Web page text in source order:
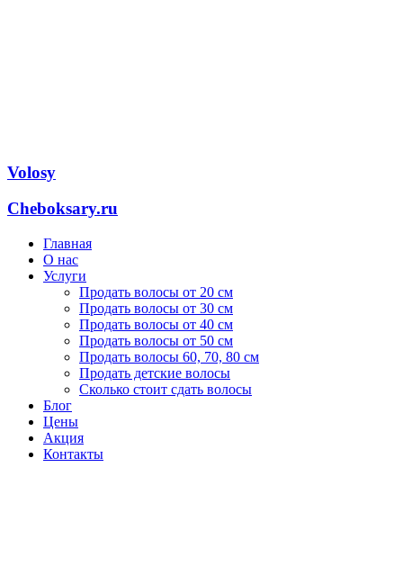
Volosy
Cheboksary.ru
Главная
О нас
Услуги
Продать волосы от 20 см
Продать волосы от 30 см
Продать волосы от 40 см
Продать волосы от 50 см
Продать волосы 60, 70, 80 см
Продать детские волосы
Сколько стоит сдать волосы
Блог
Цены
Акция
Контакты